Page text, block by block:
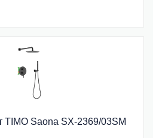
Saona SX-2369/03SM